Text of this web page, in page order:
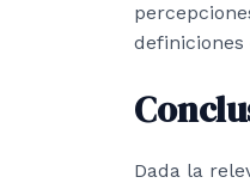
Dada la